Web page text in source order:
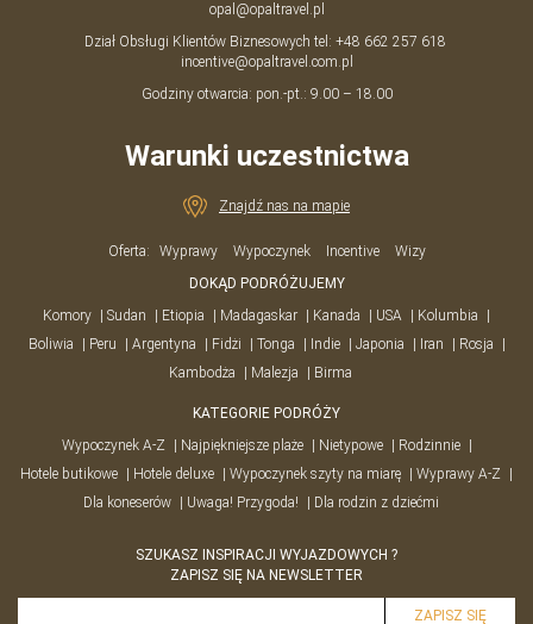
opal@opaltravel.pl
Dział Obsługi Klientów Biznesowych tel: +48 662 257 618
incentive@opaltravel.com.pl
Godziny otwarcia: pon.-pt.: 9.00 – 18.00
Warunki uczestnictwa
Znajdź nas na mapie
Oferta: Wyprawy Wypoczynek Incentive
Wizy
DOKĄD PODRÓŻUJEMY
Komory
Sudan Etiopia Madagaskar Kanada USA
Kolumbia
Boliwia
Peru Argentyna Fidżi Tonga Indie Japonia Iran
Rosja
Kambodża
Malezja Birma
KATEGORIE PODRÓŻY
Wypoczynek A-Z
Najpiękniejsze plaże Nietypowe
Rodzinnie
Hotele butikowe
Hotele deluxe Wypoczynek szyty na miarę
Wyprawy A-Z
Dla koneserów
Uwaga! Przygoda! Dla rodzin z dziećmi
SZUKASZ INSPIRACJI WYJAZDOWYCH ?
ZAPISZ SIĘ NA NEWSLETTER